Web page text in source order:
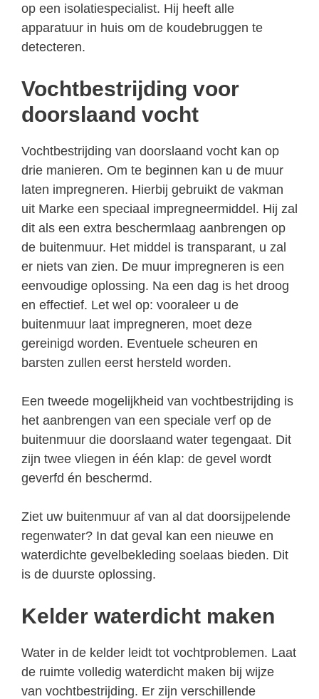
op een isolatiespecialist. Hij heeft alle
apparatuur in huis om de koudebruggen te
detecteren.
Vochtbestrijding voor
doorslaand vocht
Vochtbestrijding van doorslaand vocht kan op
drie manieren. Om te beginnen kan u de muur
laten impregneren. Hierbij gebruikt de vakman
uit Marke een speciaal impregneermiddel. Hij zal
dit als een extra beschermlaag aanbrengen op
de buitenmuur. Het middel is transparant, u zal
er niets van zien. De muur impregneren is een
eenvoudige oplossing. Na een dag is het droog
en effectief. Let wel op: vooraleer u de
buitenmuur laat impregneren, moet deze
gereinigd worden. Eventuele scheuren en
barsten zullen eerst hersteld worden.
Een tweede mogelijkheid van vochtbestrijding is
het aanbrengen van een speciale verf op de
buitenmuur die doorslaand water tegengaat. Dit
zijn twee vliegen in één klap: de gevel wordt
geverfd én beschermd.
Ziet uw buitenmuur af van al dat doorsijpelende
regenwater? In dat geval kan een nieuwe en
waterdichte gevelbekleding soelaas bieden. Dit
is de duurste oplossing.
Kelder waterdicht maken
Water in de kelder leidt tot vochtproblemen. Laat
de ruimte volledig waterdicht maken bij wijze
van vochtbestrijding. Er zijn verschillende